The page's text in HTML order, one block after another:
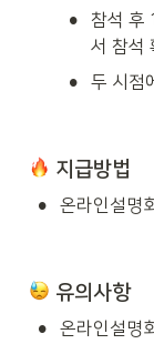
라우디 증권팀) E-
070-8633-3183
•
참석 후
서 참석
• 두 시점
지급방법
• 온라인설명
유의사항
•
온라인설명